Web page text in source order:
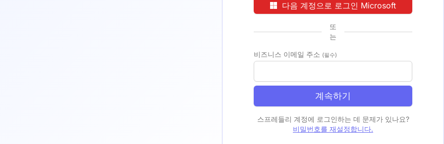
다음 계정으로 로그인 Microsoft
또
는
비즈니스 이메일 주소 (필수)
계속하기
스프레들리 계정에 로그인하는 데 문제가 있나요?
비밀번호를 재설정합니다.